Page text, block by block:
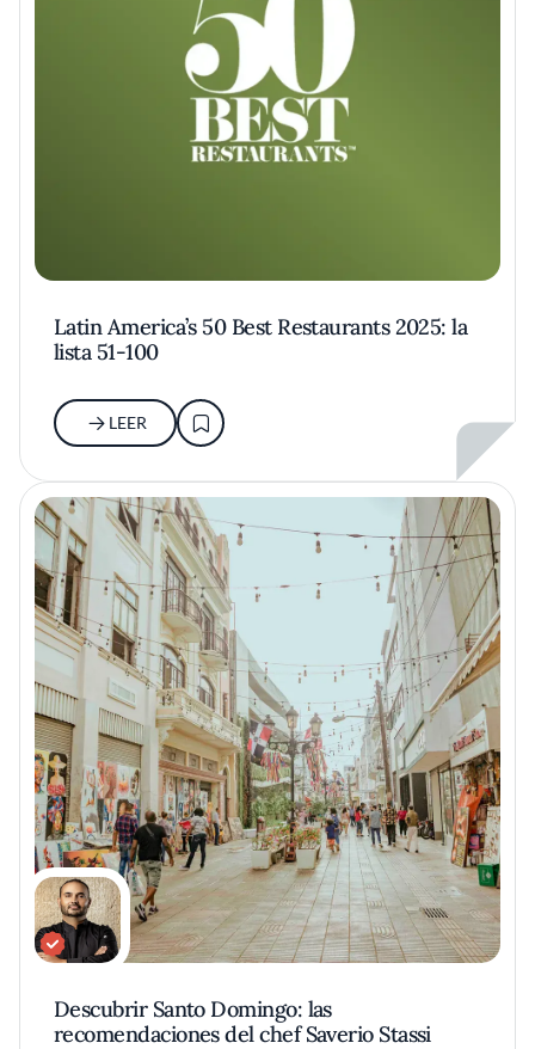
Latin America’s 50 Best Restaurants 2025: la
lista 51-100
LEER
Descubrir Santo Domingo: las
recomendaciones del chef Saverio Stassi